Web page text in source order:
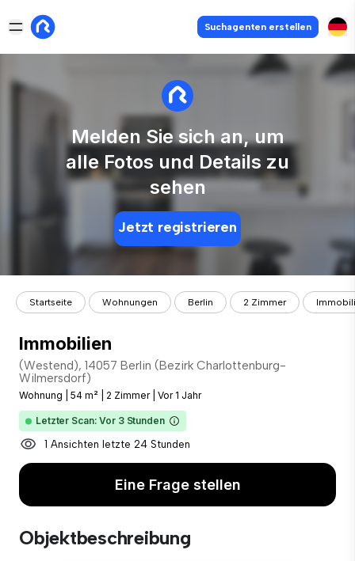
Suchagenten erstellen
Melden Sie sich an, um
alle Fotos und Details zu
sehen
Jetzt registrieren
Startseite Wohnungen Berlin 2 Zimmer
Immobilien
(Westend), 14057 Berlin (Bezirk Charlottenburg-
Wilmersdorf)
Wohnung 54 m² 2 Zimmer Vor 1 Jahr
Letzter Scan: Vor 3 Stunden
1 Ansichten letzte 24 Stunden
Eine Frage stellen
Objektbeschreibung